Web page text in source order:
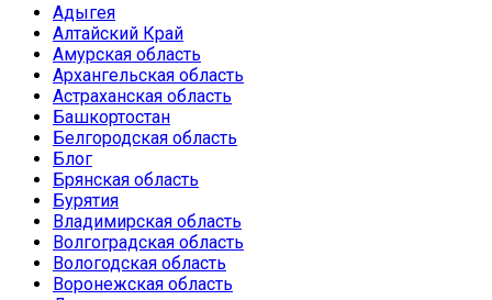
Адыгея
Алтайский Край
Амурская область
Архангельская область
Астраханская область
Башкортостан
Белгородская область
Блог
Брянская область
Бурятия
Владимирская область
Волгоградская область
Вологодская область
Воронежская область